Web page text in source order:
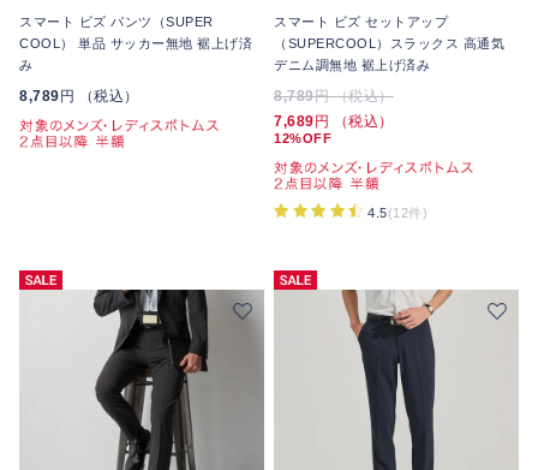
スマート ビズ パンツ（SUPER
COOL） 単品 サッカー無地 裾上げ済
み
8,789 円 （税込）
スマート ビズ セットアップ
（SUPERCOOL）スラックス 高通気
デニム調無地 裾上げ済み
8,789円 （税込）
7,689 円 （税込）
12%OFF
4.5(12件)